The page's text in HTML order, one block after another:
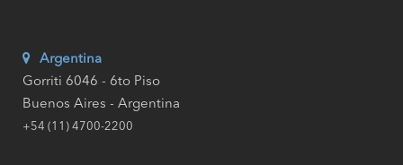
Argentina
Gorriti 6046 - 6to Piso
Buenos Aires - Argentina
+54 (11) 4700-2200